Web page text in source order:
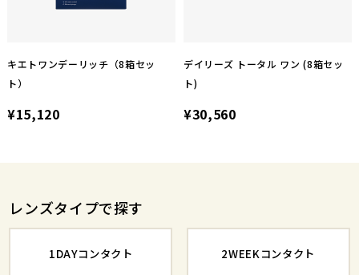
キエトワンデーリッチ（8箱セッ
ト）
¥15,120
デイリーズ トータル ワン (8箱セッ
ト)
¥30,560
レンズタイプで探す
1DAYコンタクト 2WEEKコンタクト